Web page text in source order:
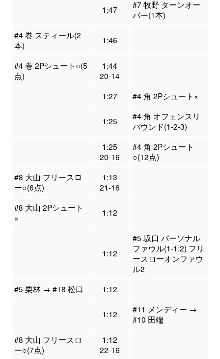
1:47
#7 牧野 ターンオー
バー(1本)
#4 巻 スティール(2
本)
1:46
#4 巻 2Pシュート○(5
点)
1:44
20-14
1:27
#4 角 2Pシュート×
1:25
#4 角 オフェンスリ
バウンド(1-2-3)
1:25
20-16
#4 角 2Pシュート
○(12点)
#8 大山 フリースロ
ー○(6点)
1:13
21-16
#8 大山 2Pシュート
×
1:12
1:12
#5 坂口 パーソナル
ファウル(1-1:2) フリ
ースローオンファウ
ル2
#5 栗林 → #18 松口
1:12
1:12
#11 メンディー →
#10 田端
#8 大山 フリースロ
ー○(7点)
1:12
22-16